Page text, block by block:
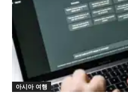
아시아 여행